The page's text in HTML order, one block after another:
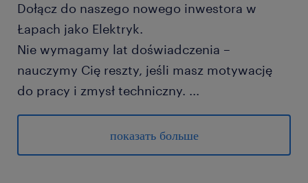
Dołącz do naszego nowego inwestora w
Łapach jako Elektryk.
Nie wymagamy lat doświadczenia –
nauczymy Cię reszty, jeśli masz motywację
do pracy i zmysł techniczny. ...
Brzmi dobrze? Nie czekaj, aż inni Cię
wyprzedzą! Kliknij "Aplikuj" lub zadzwoń do
nas już teraz!
показать больше